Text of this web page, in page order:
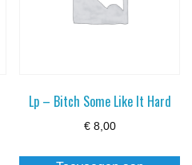
Lp – Bitch Some Like It Hard
€8,00